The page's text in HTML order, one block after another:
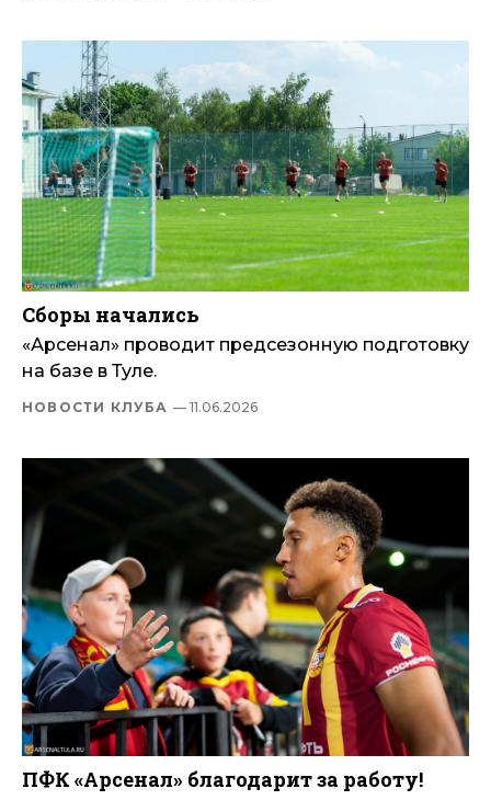
Сборы начались
«Арсенал» проводит предсезонную подготовку
на базе в Туле.
НОВОСТИ КЛУБА — 11.06.2026
ПФК «Арсенал» благодарит за работу!